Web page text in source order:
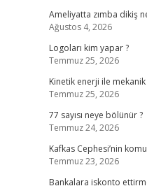
Ameliyatta zımba dikiş
Ağustos 4, 2026
Logoları kim yapar ?
Temmuz 25, 2026
Kinetik enerji ile
Temmuz 25, 2026
77 sayısı neye bölünür ?
Temmuz 24, 2026
Kafkas Cephesi’nin
Temmuz 23, 2026
Bankalara iskonto